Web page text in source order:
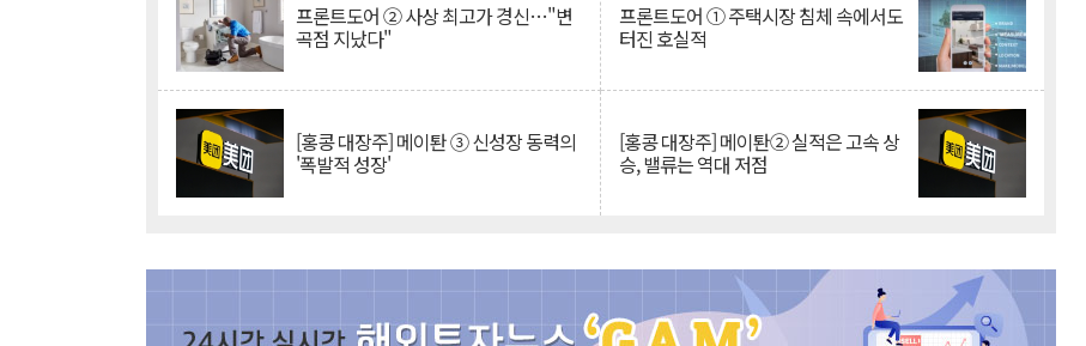
프론트도어 ② 사상 최고가 경신…"변
곡점 지났다"
프론트도어 ① 주택시장 침체 속에서도
터진 호실적
[홍콩 대장주] 메이퇀 ③ 신성장 동력의
'폭발적 성장'
[홍콩 대장주] 메이퇀② 실적은 고속 상
승, 밸류는 역대 저점